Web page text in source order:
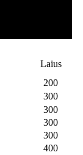
Laius
200
300
300
300
300
400